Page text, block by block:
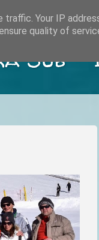
Sub
Your IP
quality of